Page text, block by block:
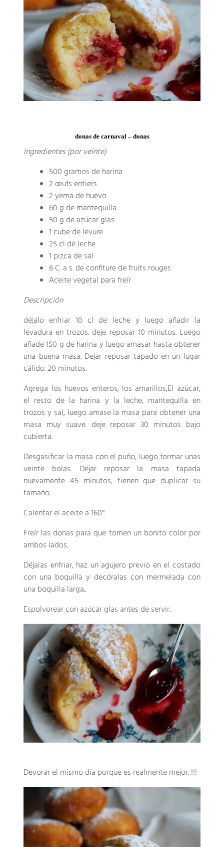
donas de carnaval – donas
Ingredientes (por veinte)
500 gramos de harina
2œufs entiers
2 yema de huevo
60 g de mantequilla
50 g de azúcar glas
1cube de levure
25 cl de leche
1 pizca de sal
6 C. a s.de confiture de fruits rouges
Aceite vegetal para freír
Descripción
déjalo enfriar 10 cl de leche y luego añadir la
levadura en trozos. deje reposar 10 minutos. Luego
añade 150 g de harina y luego amasar hasta obtener
una buena masa. Dejar reposar tapado en un lugar
cálido. 20 minutos.
Agrega los huevos enteros, los amarillos,El azúcar,
el resto de la harina y la leche, mantequilla en
trozos y sal, luego amase la masa para obtener una
masa muy suave. deje reposar 30 minutos bajo
cubierta.
Desgasificar la masa con el puño, luego formar unas
veinte bolas. Dejar reposar la masa tapada
nuevamente 45 minutos, tienen que duplicar su
tamaño.
Calentar el aceite a 160°.
Freír las donas para que tomen un bonito color por
ambos lados.
Déjalas enfriar, haz un agujero previo en el costado
con una boquilla y decóralas con mermelada con
una boquilla larga..
Espolvorear con azúcar glas antes de servir.
Devorar el mismo día porque es realmente mejor. !!!